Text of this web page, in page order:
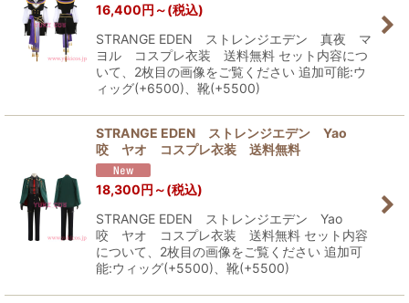
16,400円 ～(税込)
STRANGE EDEN ストレンジエデン 真夜 マ
ヨル コスプレ衣装 送料無料 セット内容につ
いて、2枚目の画像をご覧ください 追加可能:ウ
ィッグ(+6500)、靴(+5500)
STRANGE EDEN ストレンジエデン Yao
咬 ヤオ コスプレ衣装 送料無料
18,300円 ～(税込)
STRANGE EDEN ストレンジエデン Yao
咬 ヤオ コスプレ衣装 送料無料 セット内容
について、2枚目の画像をご覧ください 追加可
能:ウィッグ(+5500)、靴(+5500)